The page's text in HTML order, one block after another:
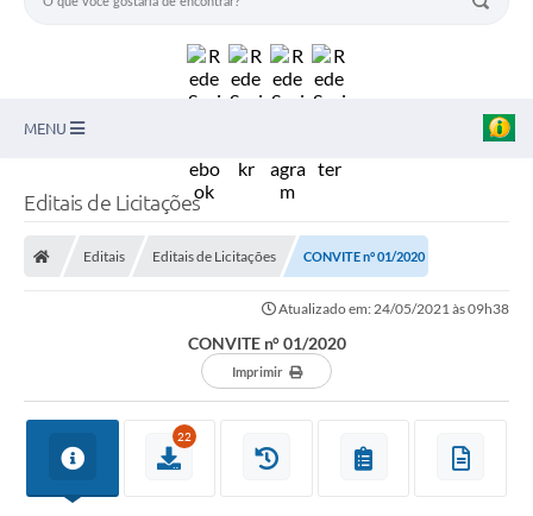
MENU
Diário Oficial
Conselhos
Editais de Licitações
Editais Editais de Licitações CONVITE n° 01/2020
Atualizado em: 24/05/2021 às 09h38
CONVITE n° 01/2020
Imprimir
22